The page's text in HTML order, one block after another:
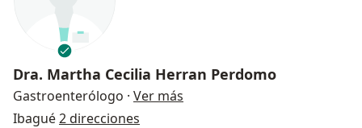
Dra. Martha Cecilia Herran Perdomo
Gastroenterólogo · Ver más
Ibagué2 direcciones